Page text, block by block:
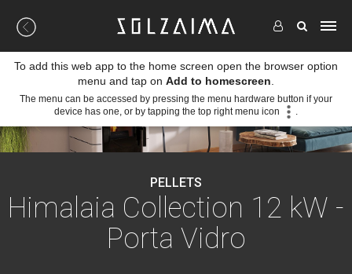
PELLETS
Himalaia Collection 12 kW -
Porta Vidro
To add this web app to the home screen open the browser option
menu and tap on Add to homescreen
The menu can be accessed by pressing the menu hardware button if your
device has one, or by tapping the top right menu icon
.